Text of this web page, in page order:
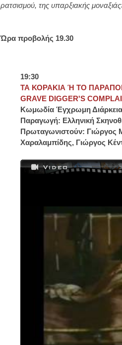
ρατσισμού, της υπαρξιακής
Ώρα προβολής 19.30
19:30
ΤΑ ΚΟΡΑΚΙΑ Ή ΤΟ
GRAVE DIGGER'S
Κωμωδία Έγχρωμη
Παραγωγή: Ελληνική
Πρωταγωνιστούν: Γιώργος
Χαραλαμπίδης, Γιώργος